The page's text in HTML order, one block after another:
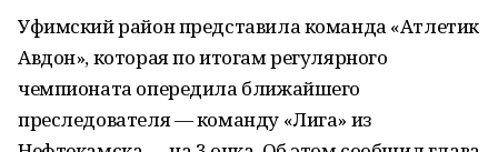
Уфимский район представила команда «Атлетик
Авдон», которая по итогам регулярного
чемпионата опередила ближайшего
преследователя — команду «Лига» из